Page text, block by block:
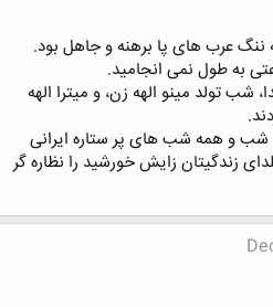
ننگ عرب های پا برهنه و جاهل بود.
به طول نمی انجامید.
شب تولد مینو الهه زن، و میترا الهه
شب و همه شب های پر ستاره ایرانی
زندگیتان زایش خورشید را نظاره گر